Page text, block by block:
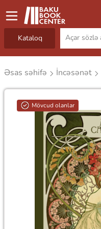
Kataloq
Əsas səhifə İncəsənət
Mövcud olanlar